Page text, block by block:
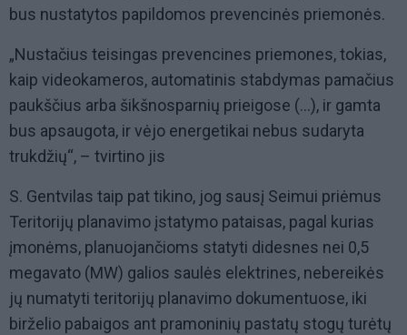
bus nustatytos papildomos prevencinės priemonės.
„Nustačius teisingas prevencines priemones, tokias,
kaip videokameros, automatinis stabdymas pamačius
paukščius arba šikšnosparnių prieigose (...), ir gamta
bus apsaugota, ir vėjo energetikai nebus sudaryta
trukdžių“, – tvirtino jis
S. Gentvilas taip pat tikino, jog sausį Seimui priėmus
Teritorijų planavimo įstatymo pataisas, pagal kurias
įmonėms, planuojančioms statyti didesnes nei 0,5
megavato (MW) galios saulės elektrines, nebereikės
jų numatyti teritorijų planavimo dokumentuose, iki
birželio pabaigos ant pramoninių pastatų stogų turėtų